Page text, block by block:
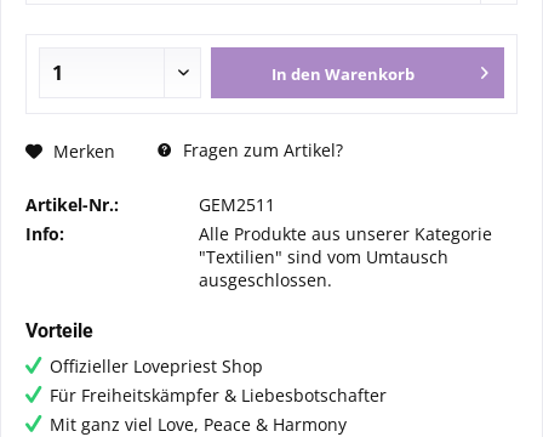
In den Warenkorb
Merken Fragen zum Artikel?
Artikel-Nr.:
GEM2511
Info:
Alle Produkte aus unserer Kategorie
"Textilien" sind vom Umtausch
ausgeschlossen.
Vorteile
Offizieller Lovepriest Shop
Für Freiheitskämpfer & Liebesbotschafter
Mit ganz viel Love, Peace & Harmony